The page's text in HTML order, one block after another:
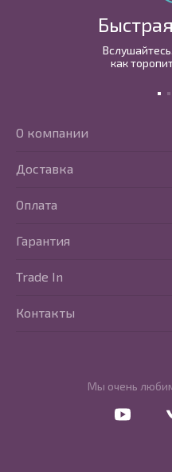
как
Мы очень
О компании
Доставка
Оплата
Гарантия
Trade In
Контакты